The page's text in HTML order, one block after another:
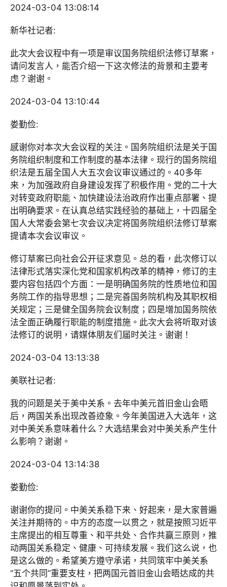
2024-03-04 13:08:14
新华社记者:
此次大会议程中有一项是审议国务院组织法修订草案，
请问发言人，能否介绍一下这次修法的背景和主要考
虑？谢谢。
2024-03-04 13:10:44
娄勤俭:
感谢你对本次大会议程的关注。国务院组织法是关于国
务院组织制度和工作制度的基本法律。现行的国务院组
织法是五届全国人大五次会议审议通过的。40多年
来，为加强政府自身建设发挥了积极作用。党的二十大
对转变政府职能、加快建设法治政府作出重点部署、提
出明确要求。在认真总结实践经验的基础上，十四届全
国人大常委会第七次会议决定将国务院组织法修订草案
提请本次会议审议。
修订草案已向社会公开征求意见。总的看，此次修订以
法律形式落实深化党和国家机构改革的精神，修订的主
要内容包括四个方面：一是明确国务院的性质地位和国
务院工作的指导思想；二是完善国务院机构及其职权相
关规定；三是健全国务院会议制度；四是增加国务院依
法全面正确履行职能的制度措施。此次大会将听取对该
法修订的说明，请媒体朋友们届时关注。谢谢！
2024-03-04 13:13:38
美联社记者:
我的问题是关于美中关系。去年中美元首旧金山会晤
后，两国关系出现改善迹象。今年美国进入大选年，这
对中美关系意味着什么？大选结果会对中美关系产生什
么影响？谢谢。
2024-03-04 13:14:38
娄勤俭:
谢谢你的提问。中美关系稳下来、好起来，是大家普遍
关注并期待的。中方的态度一以贯之，就是按照习近平
主席提出的相互尊重、和平共处、合作共赢三原则，推
动两国关系稳定、健康、可持续发展。我们这么说，也
是这么做的。希望美方遵守承诺，共同筑牢中美关系
“五个共同”重要支柱，把两国元首旧金山会晤达成的共